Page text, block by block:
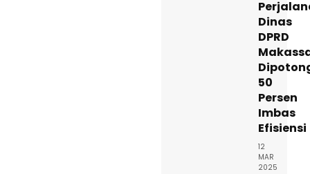
Dinas
DPRD
50
Persen
Imbas
Efisiensi
12
MAR
2025